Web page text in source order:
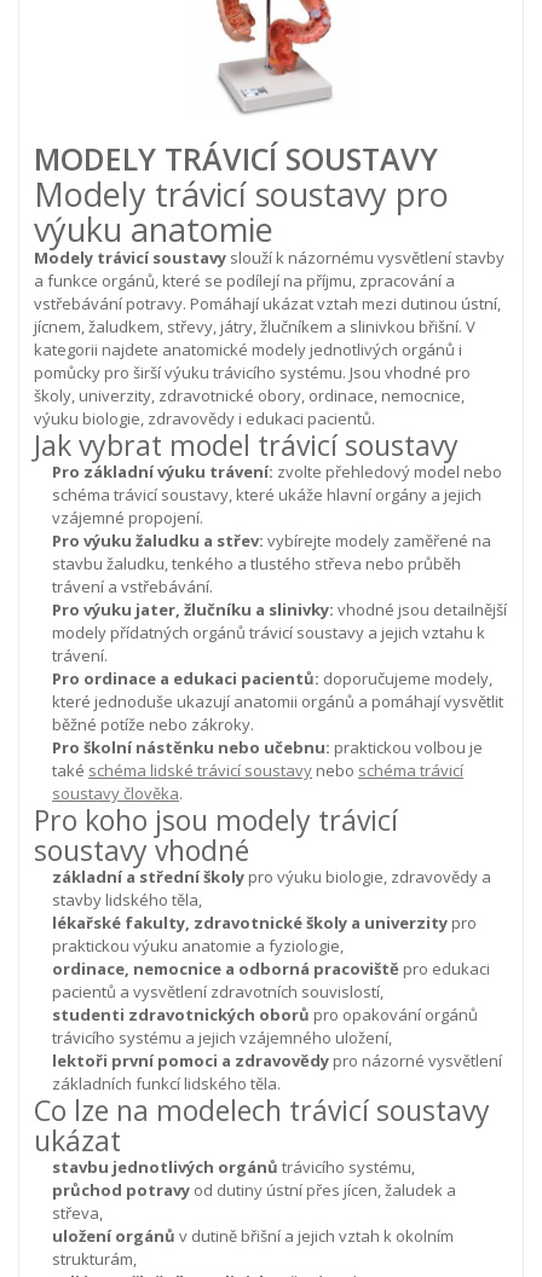
MODELY TRÁVICÍ SOUSTAVY
Modely trávicí soustavy pro
výuku anatomie
Modely trávicí soustavy slouží k názornému vysvětlení stavby
a funkce orgánů, které se podílejí na příjmu, zpracování a
vstřebávání potravy. Pomáhají ukázat vztah mezi dutinou ústní,
jícnem, žaludkem, střevy, játry, žlučníkem a slinivkou břišní. V
kategorii najdete anatomické modely jednotlivých orgánů i
pomůcky pro širší výuku trávicího systému. Jsou vhodné pro
školy, univerzity, zdravotnické obory, ordinace, nemocnice,
výuku biologie, zdravovědy i edukaci pacientů.
Jak vybrat model trávicí soustavy
Pro základní výuku trávení: zvolte přehledový model nebo
schéma trávicí soustavy, které ukáže hlavní orgány a jejich
vzájemné propojení.
Pro výuku žaludku a střev: vybírejte modely zaměřené na
stavbu žaludku, tenkého a tlustého střeva nebo průběh
trávení a vstřebávání.
Pro výuku jater, žlučníku a slinivky: vhodné jsou detailnější
modely přídatných orgánů trávicí soustavy a jejich vztahu k
trávení.
Pro ordinace a edukaci pacientů: doporučujeme modely,
které jednoduše ukazují anatomii orgánů a pomáhají vysvětlit
běžné potíže nebo zákroky.
Pro školní nástěnku nebo učebnu: praktickou volbou je
také schéma lidské trávicí soustavy nebo schéma trávicí
soustavy člověka.
Pro koho jsou modely trávicí
soustavy vhodné
základní a střední školy pro výuku biologie, zdravovědy a
stavby lidského těla,
lékařské fakulty, zdravotnické školy a univerzity pro
praktickou výuku anatomie a fyziologie,
ordinace, nemocnice a odborná pracoviště pro edukaci
pacientů a vysvětlení zdravotních souvislostí,
studenti zdravotnických oborů pro opakování orgánů
trávicího systému a jejich vzájemného uložení,
lektoři první pomoci a zdravovědy pro názorné vysvětlení
základních funkcí lidského těla.
Co lze na modelech trávicí soustavy
ukázat
stavbu jednotlivých orgánů trávicího systému,
průchod potravy od dutiny ústní přes jícen, žaludek a
střeva,
uložení orgánů v dutině břišní a jejich vztah k okolním
strukturám,